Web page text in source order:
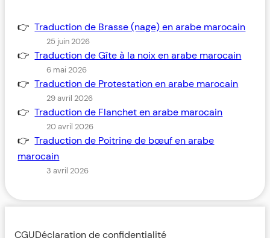
Traduction de Brasse (nage) en arabe marocain
25 juin 2026
Traduction de Gîte à la noix en arabe marocain
6 mai 2026
Traduction de Protestation en arabe marocain
29 avril 2026
Traduction de Flanchet en arabe marocain
20 avril 2026
Traduction de Poitrine de bœuf en arabe
marocain
3 avril 2026
CGUDéclaration de confidentialité